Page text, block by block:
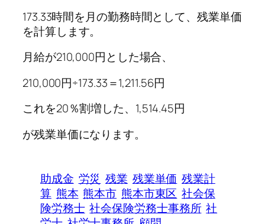
173.33時間を月の勤務時間として、残業単価
を計算します。
月給が210,000円とした場合、
210,000円÷173.33＝1,211.56円
これを20％割増した、1,514.45円
が残業単価になります。
助成金 労災 残業 残業単価 残業計
算 熊本 熊本市 熊本市東区 社会保
険労務士 社会保険労務士事務所 社